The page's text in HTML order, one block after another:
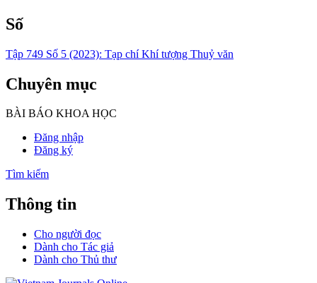
Số
Tập 749 Số 5 (2023): Tạp chí Khí tượng Thuỷ văn
Chuyên mục
BÀI BÁO KHOA HỌC
Đăng nhập
Đăng ký
Tìm kiếm
Thông tin
Cho người đọc
Dành cho Tác giả
Dành cho Thủ thư